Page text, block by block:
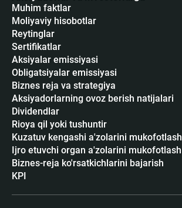
Muhim faktlar
Moliyaviy hisobotlar
Reytinglar
Sertifikatlar
Аksiyalar emissiyasi
Obligatsiyalar emissiyasi
Biznes reja va strategiya
Aksiyadorlarning ovoz berish natijalari
Dividendlar
Rioya qil yoki tushuntir
Kuzatuv kengashi a'zolarini mukofotlash
Ijro etuvchi organ a'zolarini mukofotlash
Biznes-reja ko'rsatkichlarini bajarish
KPI